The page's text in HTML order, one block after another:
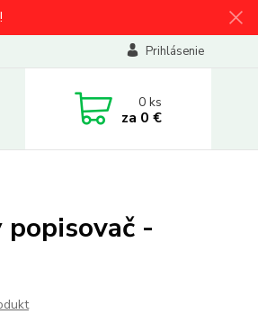
Prihlásenie
0ks
za 0 €
-